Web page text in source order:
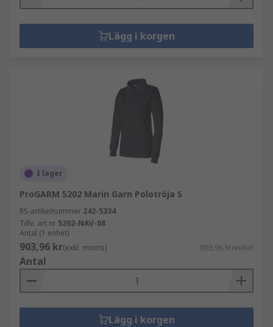
Lägg i korgen
I lager
ProGARM 5202 Marin Garn Polotröja S
RS-artikelnummer 242-5334
Tillv. art.nr 5202-NAV-08
Antal (1 enhet)
903,96 kr(exkl. moms) 903,96 kr/enhet
Antal
Lägg i korgen